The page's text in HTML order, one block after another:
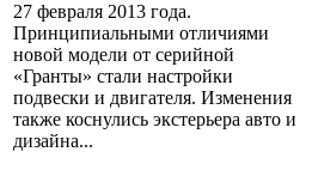
27 февраля 2013 года.
Принципиальными отличиями
новой модели от серийной
«Гранты» стали настройки
подвески и двигателя. Изменения
также коснулись экстерьера авто и
дизайна...